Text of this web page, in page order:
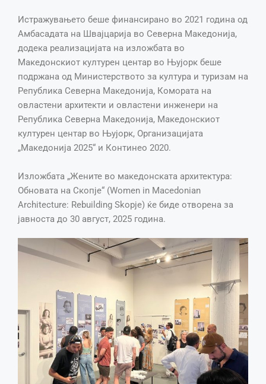
Истражувањето беше финансирано во 2021 година од
Амбасадата на Швајцарија во Северна Македонија,
додека реализацијата на изложбата во
Македонскиот културен центар во Њујорк беше
подржана од Министерството за култура и туризам на
Република Северна Македонија, Комората на
овластени архитекти и овластени инженери на
Република Северна Македонија, Македонскиот
културен центар во Њујорк, Организацијата
„Македонија 2025“ и Континео 2020.
Изложбата „Жените во македонската архитектура:
Обновата на Скопје“ (Women in Macedonian
Architecture: Rebuilding Skopje) ќе биде отворена за
јавноста до 30 август, 2025 година.